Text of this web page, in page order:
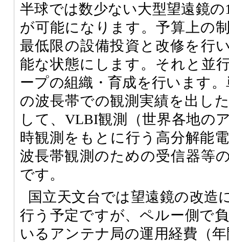
半球では数少ない大型望遠鏡
が可能になります。予算上の
最低限の設備投資と改修を行
能な状態にします。それと並
ープの組織・育成を行います
の波長帯での観測実績を出し
して、VLBI観測（世界各地の
時観測をもとに行う高分解能
波長帯観測のための受信器等
です。
国立天文台では望遠鏡の改造
行う予定ですが、ペルー側で
いるアンテナ局の運用経費（